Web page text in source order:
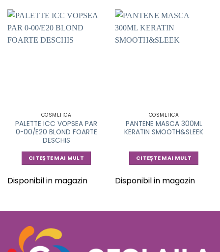
COSMETICA
PALETTE ICC VOPSEA PAR
0-00/E20 BLOND FOARTE
DESCHIS
CITEȘTE MAI MULT
Disponibil in magazin
COSMETICA
PANTENE MASCA 300ML
KERATIN SMOOTH&SLEEK
CITEȘTE MAI MULT
Disponibil in magazin